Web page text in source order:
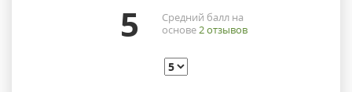
5
Средний балл на
основе2отзывов